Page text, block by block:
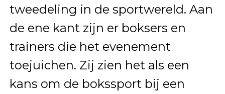
tweedeling in de sportwereld. Aan
de ene kant zijn er boksers en
trainers die het evenement
toejuichen. Zij zien het als een
kans om de bokssport bij een